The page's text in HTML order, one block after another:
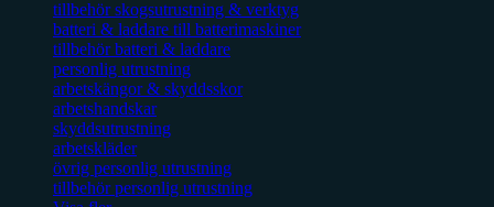
tillbehör skogsutrustning & verktyg
batteri & laddare till batterimaskiner
tillbehör batteri & laddare
personlig utrustning
arbetskängor & skyddsskor
arbetshandskar
skyddsutrustning
arbetskläder
övrig personlig utrustning
tillbehör personlig utrustning